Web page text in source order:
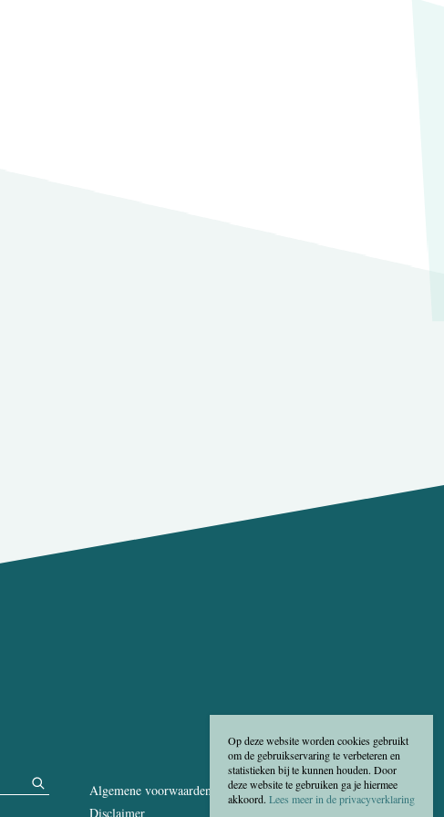
Op deze website worden cookies gebruikt
om de gebruikservaring te verbeteren en
statistieken bij te kunnen houden. Door
deze website te gebruiken ga je hiermee
akkoord. Lees meer in de privacyverklaring
Algemene voorwaarden
Disclaimer